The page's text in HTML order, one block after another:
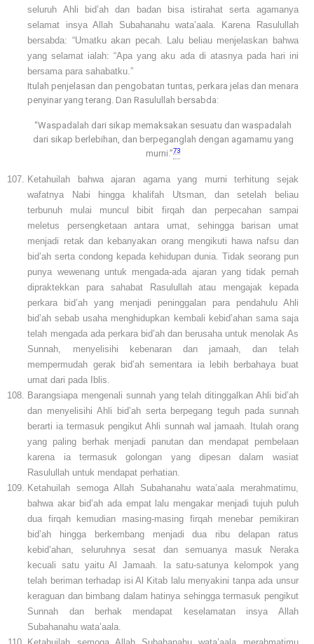
seluruh Ahli bid’ah dan badan bisa istirahat serta agamanya
selamat insya Allah Subahanahu wata’aala. Karena Rasulullah
bersabda: “Umatku akan pecah. Lalu beliau menjelaskan bahwa
yang selamat ialah: “Apa yang aku ada di atasnya pada hari ini
bersama para sahabatku.”
Itulah penjelasan dan pengobatan tuntas, perkara jelas dan menara
penyinar yang terang. Dan Rasulullah bersabda:
“Waspadalah dari sikap memaksakan sesuatu dan waspadalah
dari sikap berlebihan, dan berpeganglah dengan agamamu yang
murni.”73
Ketahuilah bahwa ajaran agama yang murni terhitung sejak
wafatnya Nabi hingga khalifah Utsman, dan setelah beliau
terbunuh mulai muncul bibit firqah dan perpecahan sampai
meletus persengketaan antara umat, sehingga barisan umat
menjadi retak dan kebanyakan orang mengikuti hawa nafsu dan
bid’ah serta condong kepada kehidupan dunia. Tidak seorang pun
punya wewenang untuk mengada-ada ajaran yang tidak pernah
dipraktekkan para sahabat Rasulullah atau mengajak kepada
perkara bid’ah yang menjadi peninggalan para pendahulu Ahli
bid’ah sebab usaha menghidupkan kembali kebid’ahan sama saja
telah mengada ada perkara bid’ah dan berusaha untuk menolak As
Sunnah, menyelisihi kebenaran dan jamaah, dan telah
mempermudah gerak bid’ah sementara ia lebih berbahaya buat
umat dari pada Iblis.
Barangsiapa mengenali sunnah yang telah ditinggalkan Ahli bid’ah
dan menyelisihi Ahli bid’ah serta berpegang teguh pada sunnah
berarti ia termasuk pengikut Ahli sunnah wal jamaah. Itulah orang
yang paling berhak menjadi panutan dan mendapat pembelaan
karena ia termasuk golongan yang dipesan dalam wasiat
Rasulullah untuk mendapat perhatian.
Ketahuilah semoga Allah Subahanahu wata’aala merahmatimu,
bahwa akar bid’ah ada empat lalu mengakar menjadi tujuh puluh
dua firqah kemudian masing-masing firqah menebar pemikiran
bid’ah hingga berkembang menjadi dua ribu delapan ratus
kebid’ahan, seluruhnya sesat dan semuanya masuk Neraka
kecuali satu yaitu Al Jamaah. Ia satu-satunya kelompok yang
telah beriman terhadap isi Al Kitab lalu menyakini tanpa ada unsur
keraguan dan bimbang dalam hatinya sehingga termasuk pengikut
Sunnah dan berhak mendapat keselamatan insya Allah
Subahanahu wata’aala.